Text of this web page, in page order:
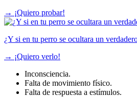
→ ¡Quiero probar!
¿Y si en tu perro se ocultara un
→ ¡Quiero verlo!
Inconsciencia.
Falta de movimiento físico.
Falta de respuesta a estímulos.